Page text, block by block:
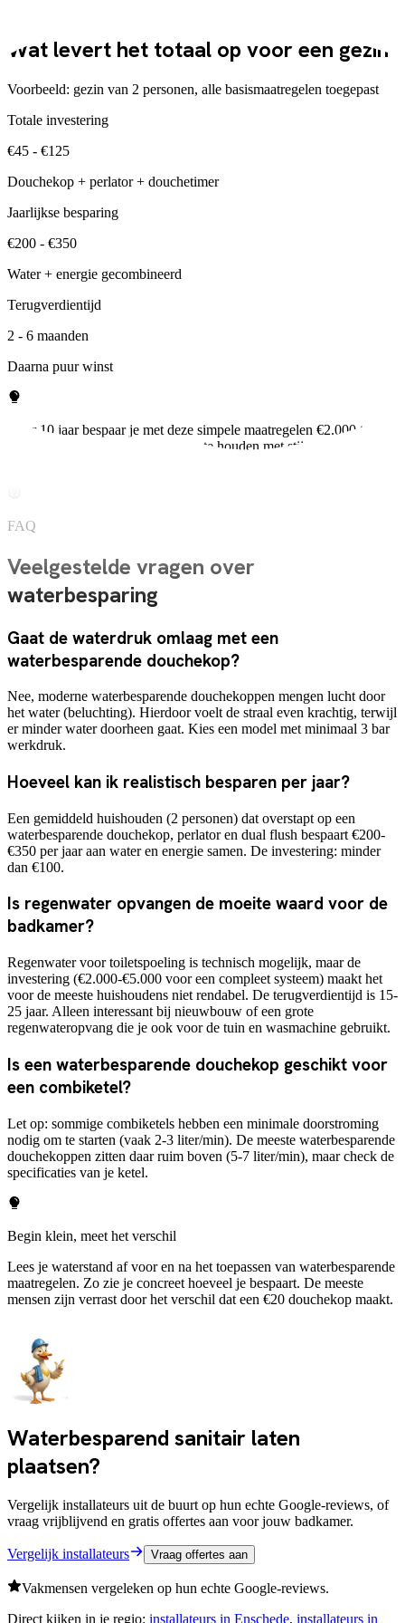
Wat levert het totaal op voor een gezin
Voorbeeld: gezin van 2 personen, alle basismaatregelen toegepast
Totale investering
€45 - €125
Douchekop + perlator + douchetimer
Jaarlijkse besparing
€200 - €350
Water + energie gecombineerd
Terugverdientijd
2 - 6 maanden
Daarna puur winst
Over 10 jaar bespaar je met deze simpele maatregelen €2.000 tot
€3.500. En dat is zonder rekening te houden met stijgende water- en
FAQ
Veelgestelde vragen over
waterbesparing
Gaat de waterdruk omlaag met een
waterbesparende douchekop?
Nee, moderne waterbesparende douchekoppen mengen lucht door
het water (beluchting). Hierdoor voelt de straal even krachtig, terwijl
er minder water doorheen gaat. Kies een model met minimaal 3 bar
werkdruk.
Hoeveel kan ik realistisch besparen per jaar?
Een gemiddeld huishouden (2 personen) dat overstapt op een
waterbesparende douchekop, perlator en dual flush bespaart €200-
€350 per jaar aan water en energie samen. De investering: minder
dan €100.
Is regenwater opvangen de moeite waard voor de
badkamer?
Regenwater voor toiletspoeling is technisch mogelijk, maar de
investering (€2.000-€5.000 voor een compleet systeem) maakt het
voor de meeste huishoudens niet rendabel. De terugverdientijd is 15-
25 jaar. Alleen interessant bij nieuwbouw of een grote
regenwateropvang die je ook voor de tuin en wasmachine gebruikt.
Is een waterbesparende douchekop geschikt voor
een combiketel?
Let op: sommige combiketels hebben een minimale doorstroming
nodig om te starten (vaak 2-3 liter/min). De meeste waterbesparende
douchekoppen zitten daar ruim boven (5-7 liter/min), maar check de
specificaties van je ketel.
Begin klein, meet het verschil
Lees je waterstand af voor en na het toepassen van waterbesparende
maatregelen. Zo zie je concreet hoeveel je bespaart. De meeste
mensen zijn verrast door het verschil dat een €20 douchekop maakt.
Waterbesparend sanitair laten
plaatsen?
Vergelijk installateurs uit de buurt op hun echte Google-reviews, of
vraag vrijblijvend en gratis offertes aan voor jouw badkamer.
Vergelijk installateurs Vraag offertes aan
Vakmensen vergeleken op hun echte Google-reviews.
Direct kijken in je regio: installateurs in Enschede, installateurs in